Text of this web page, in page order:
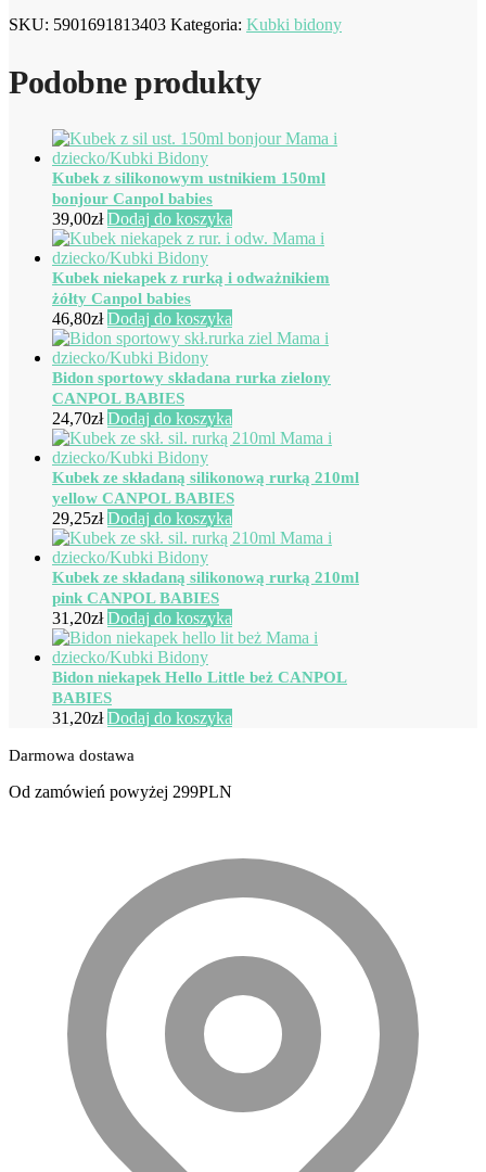
SKU: 5901691813403 Kategoria: Kubki bidony
Podobne produkty
Kubek z silikonowym ustnikiem 150ml
bonjour Canpol babies
39,00zł Dodaj do koszyka
Kubek niekapek z rurką i odważnikiem
żółty Canpol babies
46,80zł Dodaj do koszyka
Bidon sportowy składana rurka zielony
CANPOL BABIES
24,70zł Dodaj do koszyka
Kubek ze składaną silikonową rurką 210ml
yellow CANPOL BABIES
29,25zł Dodaj do koszyka
Kubek ze składaną silikonową rurką 210ml
pink CANPOL BABIES
31,20zł Dodaj do koszyka
Bidon niekapek Hello Little beż CANPOL
BABIES
31,20zł Dodaj do koszyka
Darmowa dostawa
Od zamówień powyżej 299PLN